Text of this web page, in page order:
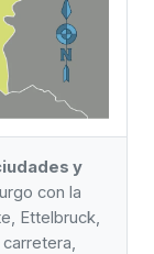
y
con la
Ettelbruck,